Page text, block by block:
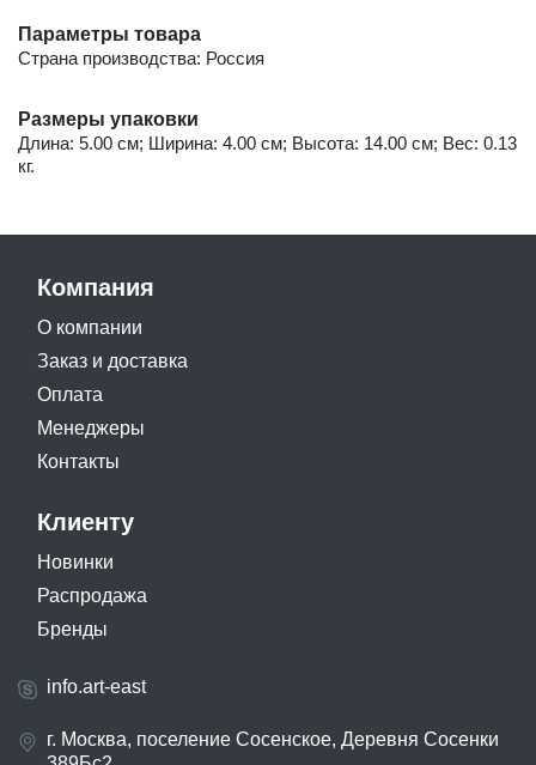
Параметры товара
Страна производства: Россия
Размеры упаковки
Длина: 5.00 см; Ширина: 4.00 см; Высота: 14.00 см; Вес: 0.13
кг.
Компания
О компании
Заказ и доставка
Оплата
Менеджеры
Контакты
Клиенту
Новинки
Распродажа
Бренды
info.art-east
г. Москва, поселение Сосенское, Деревня Сосенки